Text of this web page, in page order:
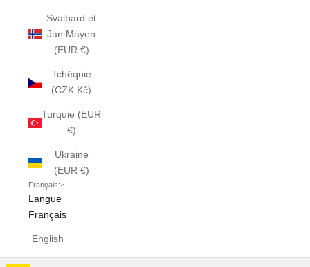
Svalbard et
Jan Mayen
(EUR €)
Tchéquie
(CZK Kč)
Turquie (EUR
€)
Ukraine
(EUR €)
Français
Langue
Français
English